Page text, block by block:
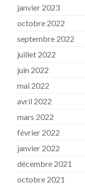
janvier 2023
octobre 2022
septembre 2022
juillet 2022
juin 2022
mai 2022
avril 2022
mars 2022
février 2022
janvier 2022
décembre 2021
octobre 2021